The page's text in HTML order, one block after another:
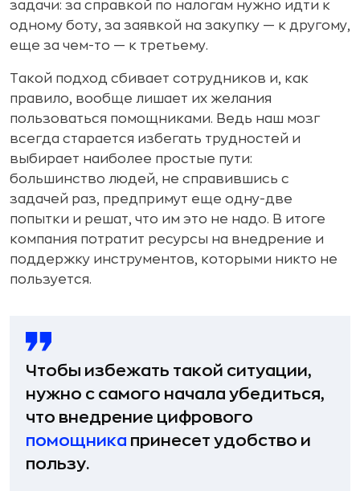
задачи: за справкой по налогам нужно идти к
одному боту, за заявкой на закупку — к другому,
еще за чем-то — к третьему.
Такой подход сбивает сотрудников и, как
правило, вообще лишает их желания
пользоваться помощниками. Ведь наш мозг
всегда старается избегать трудностей и
выбирает наиболее простые пути:
большинство людей, не справившись с
задачей раз, предпримут еще одну-две
попытки и решат, что им это не надо. В итоге
компания потратит ресурсы на внедрение и
поддержку инструментов, которыми никто не
пользуется.
Чтобы избежать такой ситуации,
нужно с самого начала убедиться,
что внедрение цифрового
помощника принесет удобство и
пользу.